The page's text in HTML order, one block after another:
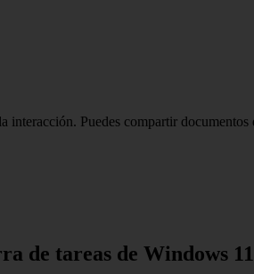
Puedes compartir
de tareas de Windows 11